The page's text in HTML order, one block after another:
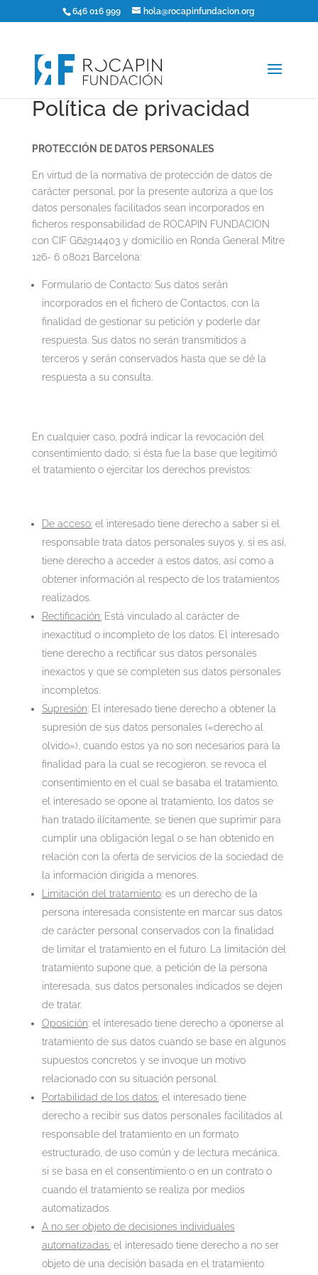
646 016 999 hola@rocapinfundacion.org
Política de privacidad
PROTECCIÓN DE DATOS PERSONALES
En virtud de la normativa de protección de datos de
carácter personal, por la presente autoriza a que los
datos personales facilitados sean incorporados en
ficheros responsabilidad de ROCAPIN FUNDACION
con CIF G62914403 y domicilio en Ronda General Mitre
126- 6 08021 Barcelona:
Formulario de Contacto: Sus datos serán
incorporados en el fichero de Contactos, con la
finalidad de gestionar su petición y poderle dar
respuesta. Sus datos no serán transmitidos a
terceros y serán conservados hasta que se dé la
respuesta a su consulta.
En cualquier caso, podrá indicar la revocación del
consentimiento dado, si ésta fue la base que legitimó
el tratamiento o ejercitar los derechos previstos:
De acceso:el interesado tiene derecho a saber si el
responsable trata datos personales suyos y, si es así,
tiene derecho a acceder a estos datos, así como a
obtener información al respecto de los tratamientos
realizados.
Rectificación:Está vinculado al carácter de
inexactitud o incompleto de los datos. El interesado
tiene derecho a rectificar sus datos personales
inexactos y que se completen sus datos personales
incompletos.
Supresión: El interesado tiene derecho a obtener la
supresión de sus datos personales («derecho al
olvido»), cuando estos ya no son necesarios para la
finalidad para la cual se recogieron, se revoca el
consentimiento en el cual se basaba el tratamiento,
el interesado se opone al tratamiento, los datos se
han tratado ilícitamente, se tienen que suprimir para
cumplir una obligación legal o se han obtenido en
relación con la oferta de servicios de la sociedad de
la información dirigida a menores.
Limitación del tratamiento: es un derecho de la
persona interesada consistente en marcar sus datos
de carácter personal conservados con la finalidad
de limitar el tratamiento en el futuro. La limitación del
tratamiento supone que, a petición de la persona
interesada, sus datos personales indicados se dejen
de tratar.
Oposición: el interesado tiene derecho a oponerse al
tratamiento de sus datos cuando se base en algunos
supuestos concretos y se invoque un motivo
relacionado con su situación personal.
Portabilidad de los datos:el interesado tiene
derecho a recibir sus datos personales facilitados al
responsable del tratamiento en un formato
estructurado, de uso común y de lectura mecánica,
si se basa en el consentimiento o en un contrato o
cuando el tratamiento se realiza por medios
automatizados.
A no ser objeto de decisiones individuales
automatizadas:el interesado tiene derecho a no ser
objeto de una decisión basada en el tratamiento